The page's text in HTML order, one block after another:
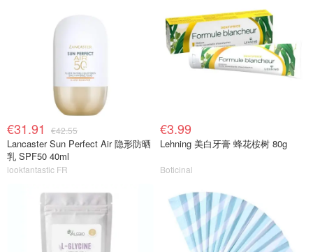
€31.91 €42.55
Lancaster Sun Perfect Air 隐形防晒
乳 SPF50 40ml
lookfantastic FR
€3.99
Lehning 美白牙膏 蜂花桉树 80g
Boticinal